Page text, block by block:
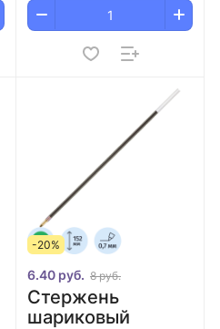
-20%
6.40 руб. 8 руб.
Стержень
шариковый